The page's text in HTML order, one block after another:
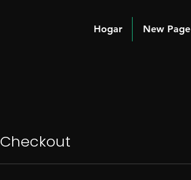
Hogar New Page
Checkout